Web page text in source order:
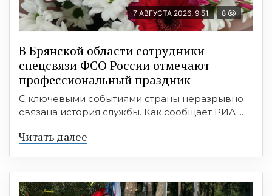
7 АВГУСТА 2026, 9:51 8
В Брянской области сотрудники
спецсвязи ФСО России отмечают
профессиональный праздник
С ключевыми событиями страны неразрывно
связана история службы. Как сообщает РИА ...
Читать далее